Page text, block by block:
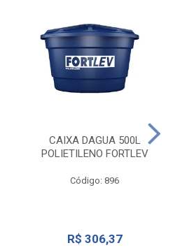
CAIXA DAGUA 500L
POLIETILENO FORTLEV
Código: 896
R$ 306,37